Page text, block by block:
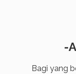
-
Bagi yang